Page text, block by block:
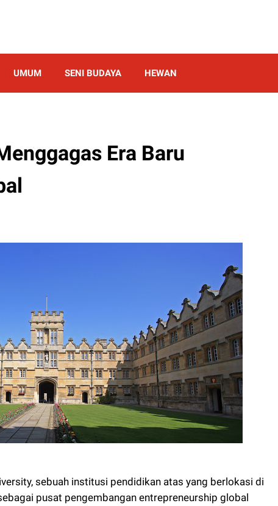
UMUM SENI BUDAYA HEWAN
Era Baru
sebuah institusi pendidikan atas yang berlokasi di
pusat pengembangan entrepreneurship global